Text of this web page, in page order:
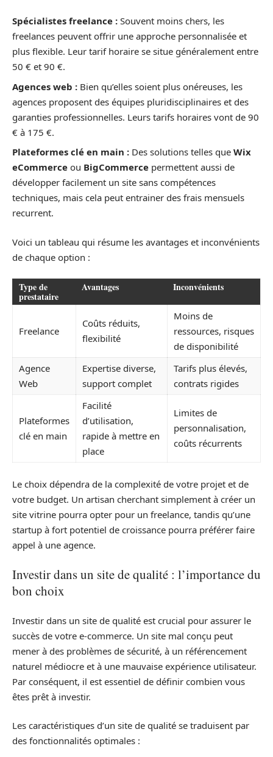
Spécialistes freelance : Souvent moins chers, les
freelances peuvent offrir une approche personnalisée et
plus flexible. Leur tarif horaire se situe généralement entre
50 € et 90 €.
Agences web : Bien qu’elles soient plus onéreuses, les
agences proposent des équipes pluridisciplinaires et des
garanties professionnelles. Leurs tarifs horaires vont de 90
€ à 175 €.
Plateformes clé en main : Des solutions telles que Wix
eCommerce ou BigCommerce permettent aussi de
développer facilement un site sans compétences
techniques, mais cela peut entrainer des frais mensuels
recurrent.
Voici un tableau qui résume les avantages et inconvénients
de chaque option :
Type de
prestataire
Avantages Inconvénients
Freelance
Coûts réduits,
flexibilité
Moins de
ressources, risques
de disponibilité
Agence
Web
Expertise diverse,
support complet
Tarifs plus élevés,
contrats rigides
Plateformes
clé en main
Facilité
d’utilisation,
rapide à mettre en
place
Limites de
personnalisation,
coûts récurrents
Le choix dépendra de la complexité de votre projet et de
votre budget. Un artisan cherchant simplement à créer un
site vitrine pourra opter pour un freelance, tandis qu’une
startup à fort potentiel de croissance pourra préférer faire
appel à une agence.
Investir dans un site de qualité : l’importance du
bon choix
Investir dans un site de qualité est crucial pour assurer le
succès de votre e-commerce. Un site mal conçu peut
mener à des problèmes de sécurité, à un référencement
naturel médiocre et à une mauvaise expérience utilisateur.
Par conséquent, il est essentiel de définir combien vous
êtes prêt à investir.
Les caractéristiques d’un site de qualité se traduisent par
des fonctionnalités optimales :